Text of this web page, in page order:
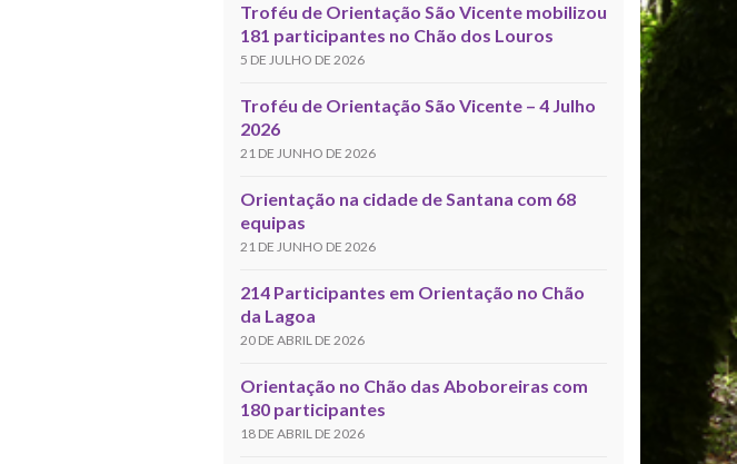
Troféu de Orientação São Vicente mobilizou
181 participantes no Chão dos Louros
5 DE JULHO DE 2026
Troféu de Orientação São Vicente – 4 Julho
2026
21 DE JUNHO DE 2026
Orientação na cidade de Santana com 68
equipas
21 DE JUNHO DE 2026
214 Participantes em Orientação no Chão
da Lagoa
20 DE ABRIL DE 2026
Orientação no Chão das Aboboreiras com
180 participantes
18 DE ABRIL DE 2026